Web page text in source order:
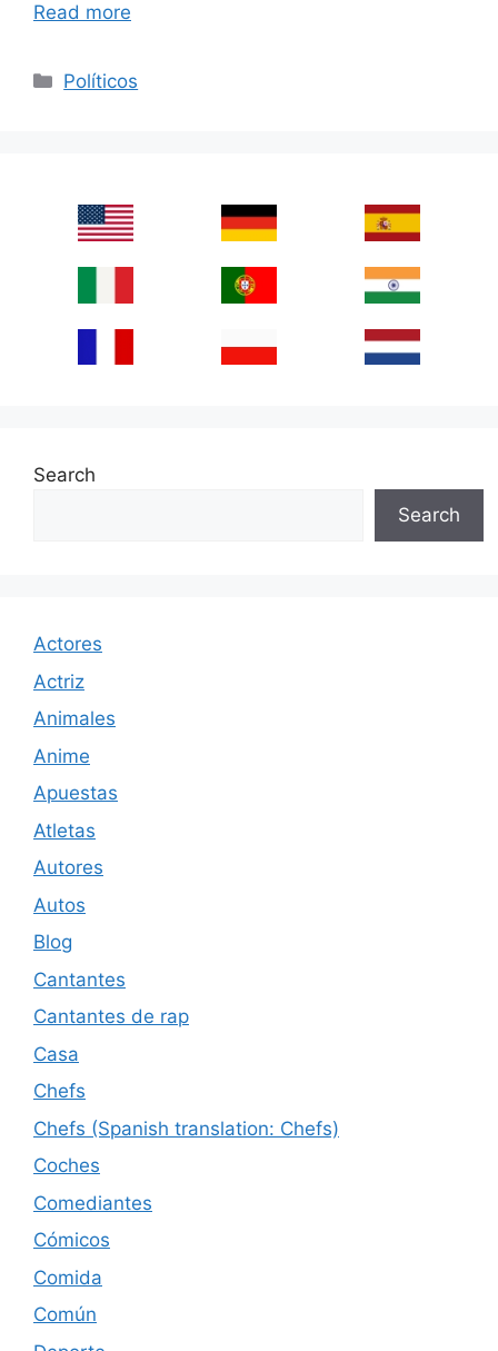
Read more
Categories
Políticos
Search
Search
Actores
Actriz
Animales
Anime
Apuestas
Atletas
Autores
Autos
Blog
Cantantes
Cantantes de rap
Casa
Chefs
Chefs (Spanish translation: Chefs)
Coches
Comediantes
Cómicos
Comida
Común